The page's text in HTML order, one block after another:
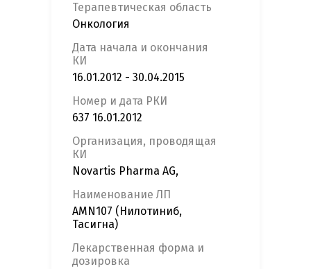
Терапевтическая область
Онкология
Дата начала и окончания
КИ
16.01.2012 - 30.04.2015
Номер и дата РКИ
637 16.01.2012
Организация, проводящая
КИ
Novartis Pharma AG,
Наименование ЛП
AMN107 (Нилотиниб,
Тасигна)
Лекарственная форма и
дозировка